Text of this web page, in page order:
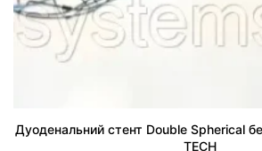
Дуоденальний стент Double Spherical
TECH